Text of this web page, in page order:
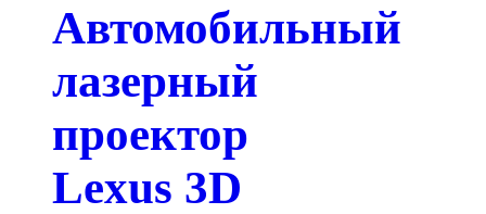
Автомобильный
лазерный
проектор
Lexus 3D